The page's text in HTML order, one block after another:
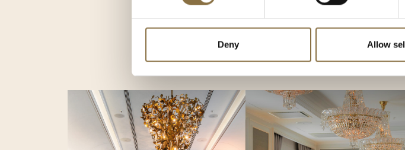
Deny Allow